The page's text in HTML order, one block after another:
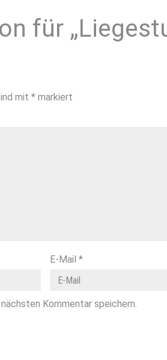
für
mit * markiert
E-Mail *
Kommentar speichern.